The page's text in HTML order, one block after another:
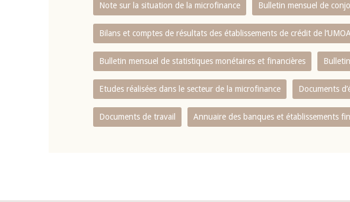
Note sur la situation de la microfinance Bulletin mensuel de
Bilans et comptes de résultats des établissements de crédit de l‘UMOA
Bulletin mensuel de statistiques monétaires et financières
Etudes réalisées dans le secteur de la microfinance Documents
Documents de travail Annuaire des banques et établissements